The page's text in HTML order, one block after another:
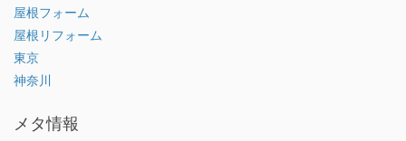
屋根フォーム
屋根リフォーム
東京
神奈川
メタ情報